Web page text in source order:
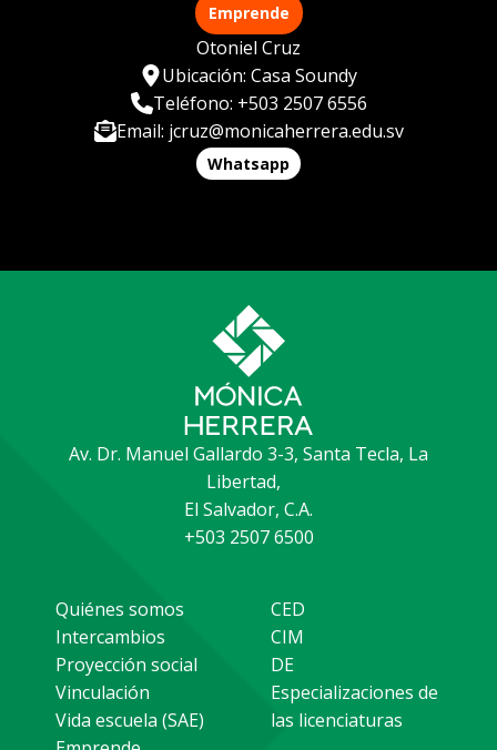
Emprende
Otoniel Cruz
Ubicación: Casa Soundy
Teléfono: +503 2507 6556
Email: jcruz@monicaherrera.edu.sv
Whatsapp
Av. Dr. Manuel Gallardo 3-3, Santa Tecla, La
Libertad,
El Salvador, C.A.
+503 2507 6500
Quiénes somos
Intercambios
Proyección social
Vinculación
Vida escuela (SAE)
CED
CIM
DE
Especializaciones de
las licenciaturas